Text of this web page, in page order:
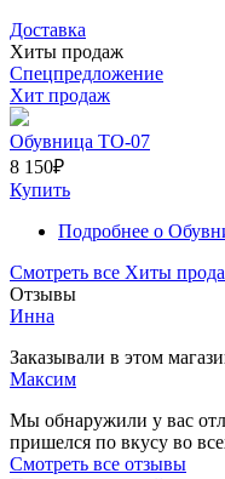
Доставка
Хиты продаж
Спецпредложение
Хит продаж
Обувница ТО-07
8 150₽
Купить
Подробнее о
Смотреть все Хиты
Отзывы
Инна
Заказывали в этом
Максим
Мы обнаружили у вас
пришелся по вкусу во
Смотреть все отзывы